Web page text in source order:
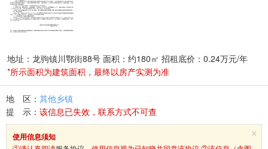
地址：龙驹镇川鄂街88号 面积：约180㎡ 招租底价：0.24万元/年
*所示面积为建筑面积，最终以房产实测为准
地 区： 其他乡镇
提 示： 该信息已失效，联系方式不可查
×
使用信息须知